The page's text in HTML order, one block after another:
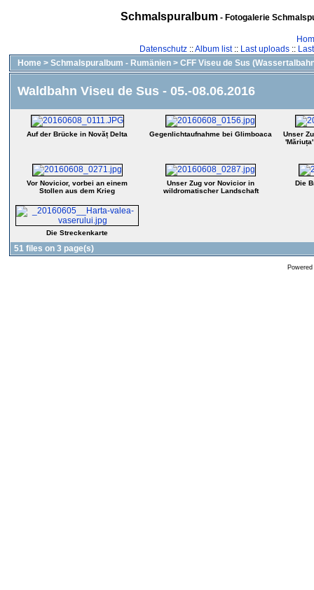
Schmalspuralbum- Fotogalerie
Datenschutz::Album list:: Last uploads::
Home > Schmalspuralbum - Rumänien > CFF Viseu de Sus
Waldbahn Viseu de Sus - 05.-08.06.2016
Auf der Brücke in Novăț Delta Gegenlichtaufnahme bei Glimboaca
Unser
Vor Novicior, vorbei an einem
Stollen aus dem Krieg
Unser Zug vor Novicior in
wildromatischer Landschaft
Die
Die Streckenkarte
51 files on 3 page(s)